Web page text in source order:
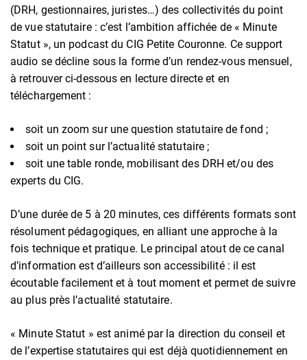
(DRH, gestionnaires, juristes…) des collectivités du point
de vue statutaire : c’est l’ambition affichée de « Minute
Statut », un podcast du CIG Petite Couronne. Ce support
audio se décline sous la forme d’un rendez-vous mensuel,
à retrouver ci-dessous en lecture directe et en
téléchargement :
soit un zoom sur une question statutaire de fond ;
soit un point sur l’actualité statutaire ;
soit une table ronde, mobilisant des DRH et/ou des
experts du CIG.
D’une durée de 5 à 20 minutes, ces différents formats sont
résolument pédagogiques, en alliant une approche à la
fois technique et pratique. Le principal atout de ce canal
d’information est d’ailleurs son accessibilité : il est
écoutable facilement et à tout moment et permet de suivre
au plus près l’actualité statutaire.
« Minute Statut » est animé par la direction du conseil et
de l’expertise statutaires qui est déjà quotidiennement en